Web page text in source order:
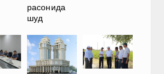
расонида
шуд